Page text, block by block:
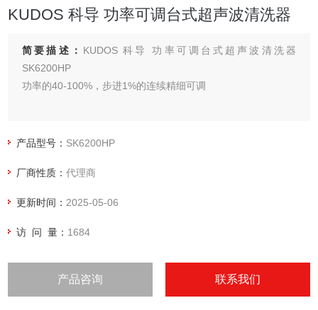
KUDOS 科导 功率可调台式超声波清洗器
简要描述： KUDOS 科导 功率可调台式超声波清洗器
SK6200HP
功率的40-100%，步进1%的连续精细可调
产品型号： SK6200HP
厂商性质：代理商
更新时间： 2025-05-06
访 问 量： 1684
产品咨询 联系我们